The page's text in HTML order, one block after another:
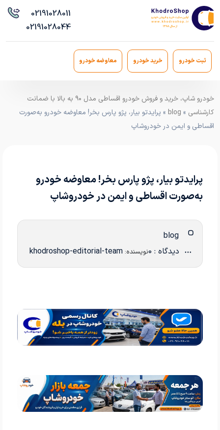
02191028011
02191028044
ثبت خودرو خرید خودرو معاوضه خودرو
خودرو شاپ، خرید و فروش خودرو اقساطی مدل ۹۰ به بالا با ضمانت
کارشناسی »
blog » پرایدتو بیار، پژو پارس بخر! معاوضه خودرو به‌صورت
اقساطی و ایمن در خودروشاپ
پرایدتو بیار، پژو پارس بخر! معاوضه خودرو
به‌صورت اقساطی و ایمن در خودروشاپ
دیدگاه : 0 نویسنده: khodroshop-editorial-team